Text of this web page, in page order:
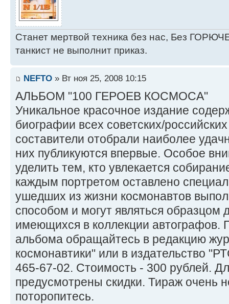
Станет мертвой техника без нас, Без
танкист не выполнит приказ.
NEFTO » Вт ноя 25, 2008 10:15
АЛЬБОМ "100 ГЕРОЕВ КОСМОСА"
Уникальное красочное издание
биографии всех советских/
составители отобрали наиболее
них публикуются впервые. Особое
уделить тем, кто увлекается
каждым портретом оставлено
ушедших из жизни космонавтов
способом и могут являться образцом
имеющихся в коллекции автографов.
альбома обращайтесь в редакцию
космонавтики" или в издательство
465-67-02. Стоимость - 300 рублей.
предусмотрены скидки. Тираж очень
поторопитесь.